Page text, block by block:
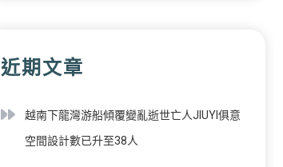
近期文章
越南下龍灣游船傾覆變亂逝世亡人JIUYI俱意
空間設計數已升至38人